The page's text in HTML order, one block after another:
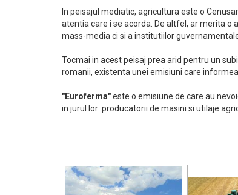
In peisajul mediatic, agricultura este o
atentia care i se acorda. De altfel, ar merita o
mass-media ci si a institutiilor
Tocmai in acest peisaj prea arid pentru un
romanii, existenta unei emisiuni care
"Euroferma"este o emisiune de care au
in jurul lor: producatorii de masini si utilaje